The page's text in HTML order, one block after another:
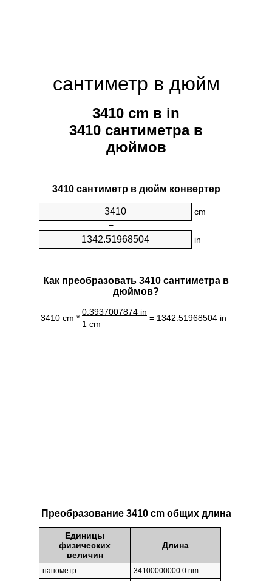
сантиметр в дюйм
3410 cm в in
3410 сантиметра в
дюймов
3410 сантиметр в дюйм конвертер
cm
=
in
Как преобразовать 3410 сантиметра в
дюймов?
3410 cm *
0.3937007874 in
= 1342.51968504 in
1 cm
Преобразование 3410 cm общих длина
Единицы
физических
величин
Длина
нанометр
34100000000.0 nm